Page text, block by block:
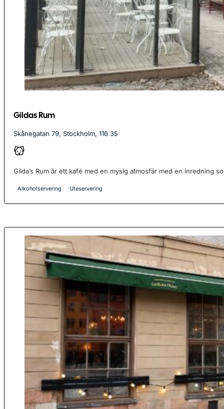
Gildas Rum
Skånegatan 79, Stockholm, 116 35
Gilda’s Rum är ett kafé med en mysig atmosfär med en inredning
Alkoholservering Uteservering